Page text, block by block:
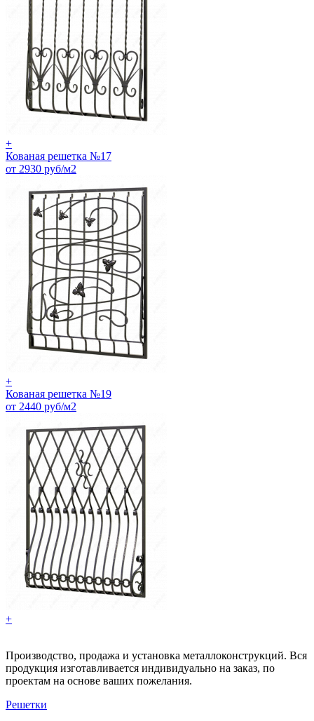
+
Кованая решетка №17
от 2930 руб/м2
+
Кованая решетка №19
от 2440 руб/м2
+
Производство, продажа и установка металлоконструкций. Вся
продукция изготавливается индивидуально на заказ, по
проектам на основе ваших пожелания.
Решетки